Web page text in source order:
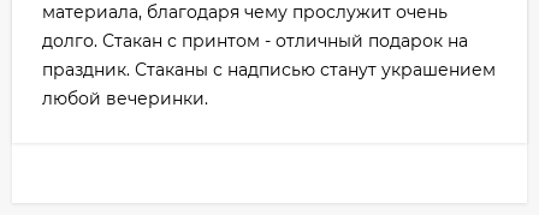
материала, благодаря чему прослужит очень
долго. Стакан с принтом - отличный подарок на
праздник. Стаканы с надписью станут украшением
любой вечеринки.